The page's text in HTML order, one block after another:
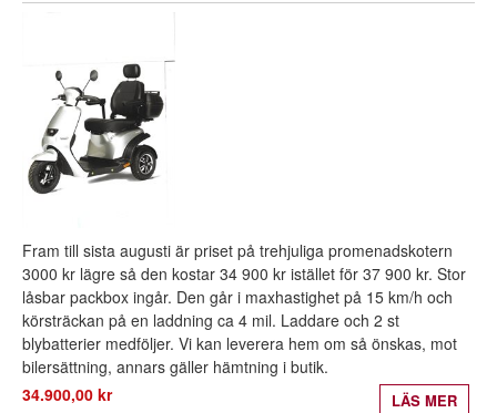
Fram till sista augusti är priset på trehjuliga promenadskotern
3000 kr lägre så den kostar 34 900 kr istället för 37 900 kr. Stor
låsbar packbox ingår. Den går i maxhastighet på 15 km/h och
körsträckan på en laddning ca 4 mil. Laddare och 2 st
blybatterier medföljer. Vi kan leverera hem om så önskas, mot
bilersättning, annars gäller hämtning i butik.
34.900,00 kr
LÄS MER